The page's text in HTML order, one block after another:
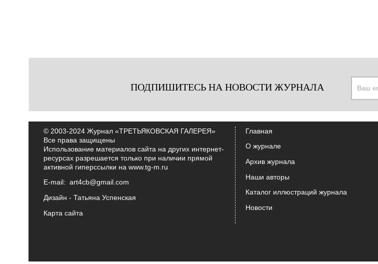
ПОДПИШИТЕСЬ НА НОВОСТИ ЖУРНАЛА
© 2003-2024 Журнал «ТРЕТЬЯКОВСКАЯ ГАЛЕРЕЯ»
Все права защищены
Использование материалов сайта на других интернет-
ресурсах разрешается только при наличии прямой
активной гиперссылки на www.tg-m.ru
E-mail: art4cb@gmail.com
Дизайн - Татьяна Успенская
Карта сайта
Главная
О журнале
Архив журнала
Наши авторы
Каталог иллюстраций журнала
Новости